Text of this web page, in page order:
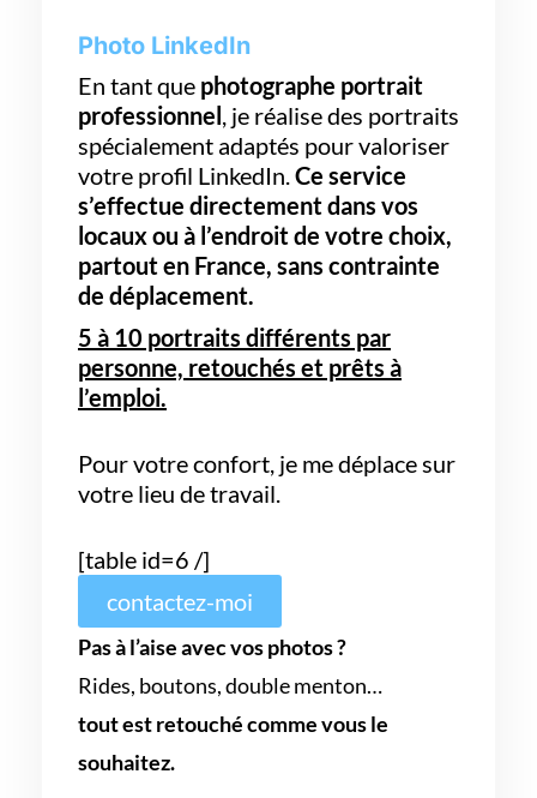
Photo LinkedIn
En tant que photographe portrait
professionnel , je réalise des portraits
spécialement adaptés pour valoriser
votre profil LinkedIn. Ce service
s’effectue directement dans vos
locaux ou à l’endroit de votre choix,
partout en France, sans contrainte
de déplacement.
5 à 10 portraits différents par
personne, retouchés et prêts à
l’emploi.
Pour votre confort, je me déplace sur
votre lieu de travail.
[table id=6 /]
contactez-moi
Pas à l’aise avec vos photos ?
Rides, boutons, double menton…
tout est retouché comme vous le
souhaitez.